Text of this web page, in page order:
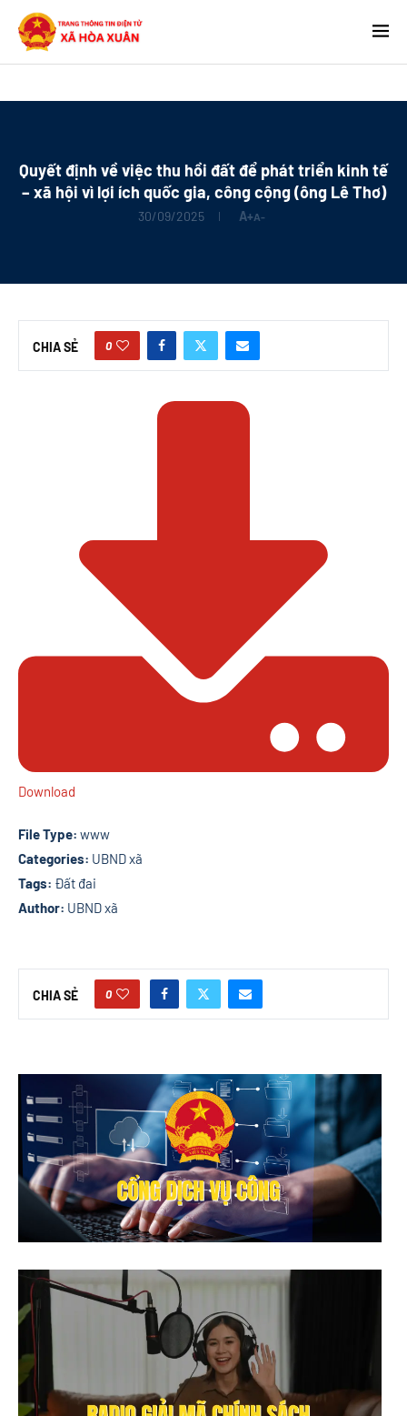
Quyết định về việc thu hồi đất để phát triển kinh tế
– xã hội vì lợi ích quốc gia, công cộng (ông Lê Thơ)
30/09/2025 A+A-
CHIA SẺ 0
Download
File Type: www
Categories: UBND xã
Tags: Đất đai
Author: UBND xã
CHIA SẺ 0